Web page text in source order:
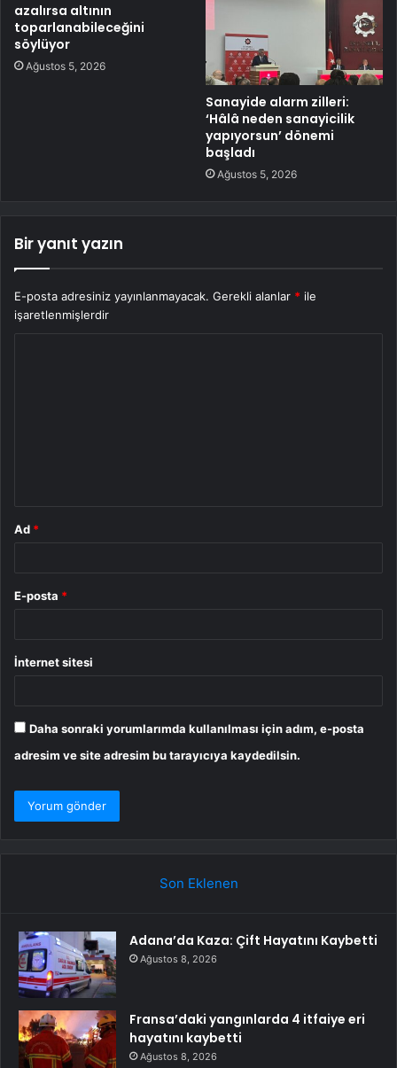
azalırsa altının
toparlanabileceğini
söylüyor
Ağustos 5, 2026
Sanayide alarm zilleri:
‘Hâlâ neden sanayicilik
yapıyorsun’ dönemi
başladı
Ağustos 5, 2026
Bir yanıt yazın
E-posta adresiniz yayınlanmayacak. Gerekli alanlar * ile
işaretlenmişlerdir
Ad *
E-posta *
İnternet sitesi
Daha sonraki yorumlarımda kullanılması için adım, e-posta
adresim ve site adresim bu tarayıcıya kaydedilsin.
Son Eklenen
Adana’da Kaza: Çift Hayatını Kaybetti
Ağustos 8, 2026
Fransa’daki yangınlarda 4 itfaiye eri
hayatını kaybetti
Ağustos 8, 2026